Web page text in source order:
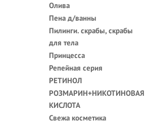
Олива
Пена д/ванны
Пилинги. скрабы, скрабы
для тела
Принцесса
Репейная серия
РЕТИНОЛ
РОЗМАРИН+НИКОТИНОВАЯ
КИСЛОТА
Свежа косметика